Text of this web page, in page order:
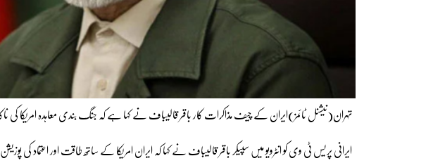
تہران(نیشنل ٹائمز)ایران کے چیف مذاکرات کار باقر قالیباف نے کہا ہے کہ جنگ بندی معاہدہ امریکا
ایرانی پریس ٹی وی کو انٹرویو میں سپیکر باقر قالیباف نے کہا کہ ایران امریکا کے ساتھ طاقت اور اعتماد کی